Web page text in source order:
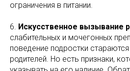
ограничения в питании.
6. Искусственное вызывание
слабительных и мочегонных
поведение подростки
родителей. Но есть признаки,